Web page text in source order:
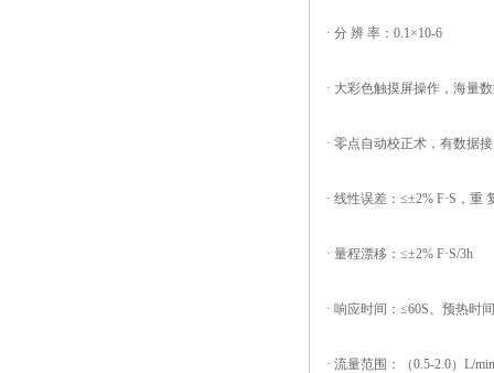
· 分 辨 率：0.1×10-6
· 大彩色触摸屏操作，海量
· 零点自动校正术，有数据
· 线性误差：≤±2% F·S，重
· 量程漂移：≤±2% F·S/3h
· 响应时间：≤60S、预热时
· 流量范围：（0.5-2.0）L/min